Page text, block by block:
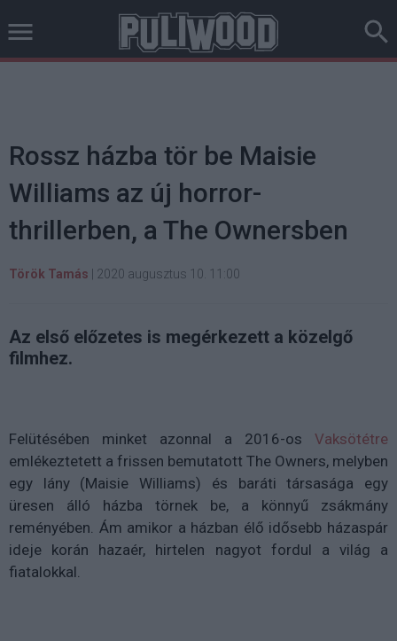
Rossz házba tör be Maisie
Williams az új horror-
thrillerben, a The Ownersben
Török Tamás 2020 augusztus 10. 11:00
Az első előzetes is megérkezett a közelgő
filmhez.
Felütésében minket azonnal a 2016-os Vaksötétre
emlékeztetett a frissen bemutatott The Owners, melyben
egy lány (Maisie Williams) és baráti társasága egy
üresen álló házba törnek be, a könnyű zsákmány
reményében. Ám amikor a házban élő idősebb házaspár
ideje korán hazaér, hirtelen nagyot fordul a világ a
fiatalokkal.